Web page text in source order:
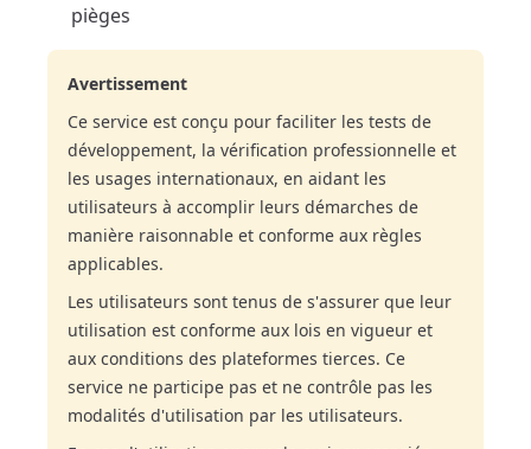
pièges
Avertissement
Ce service est conçu pour faciliter les tests de
développement, la vérification professionnelle et
les usages internationaux, en aidant les
utilisateurs à accomplir leurs démarches de
manière raisonnable et conforme aux règles
applicables.
Les utilisateurs sont tenus de s'assurer que leur
utilisation est conforme aux lois en vigueur et
aux conditions des plateformes tierces. Ce
service ne participe pas et ne contrôle pas les
modalités d'utilisation par les utilisateurs.